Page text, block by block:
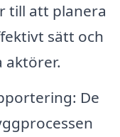
till att planera
sätt och
aktörer.
De